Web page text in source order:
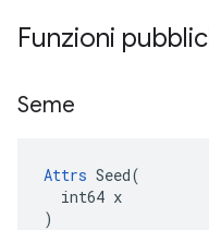
Funzioni
Seme
Attrs Seed(
  int64 x
)